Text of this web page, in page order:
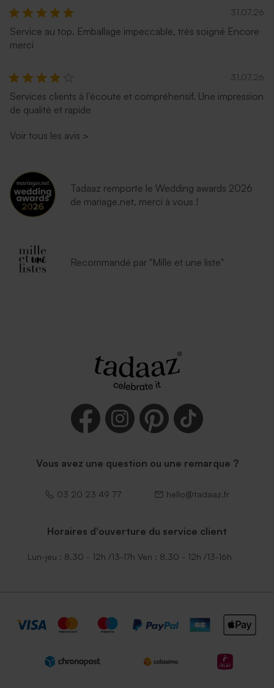
31.07.26
Service au top. Emballage impeccable, très soigné Encore
merci
31.07.26
Services clients à l’écoute et compréhensif. Une impression
de qualité et rapide
Voir tous les avis >
Tadaaz remporte le Wedding awards 2026
de mariage.net, merci à vous !
Recommandé par "Mille et une liste"
Vous avez une question ou une remarque ?
03 20 23 49 77 hello@tadaaz.fr
Horaires d'ouverture du service client
Lun-jeu : 8.30 - 12h /13-17h Ven : 8.30 - 12h /13-16h